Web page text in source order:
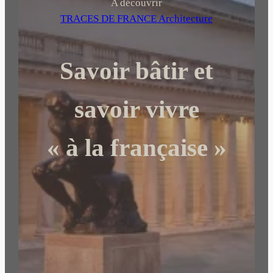
r
c
h
r
A découvrir
TRACES DE FRANCE Architecture
Savoir bâtir et
savoir vivre
« à la française »